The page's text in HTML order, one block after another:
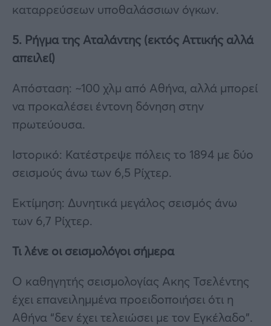
καταρρεύσεων υποθαλάσσιων όγκων.
5. Ρήγμα της Αταλάντης (εκτός Αττικής αλλά
απειλεί)
Απόσταση: ~100 χλμ από Αθήνα, αλλά μπορεί
να προκαλέσει έντονη δόνηση στην
πρωτεύουσα.
Ιστορικό: Κατέστρεψε πόλεις το 1894 με δύο
σεισμούς άνω των 6,5 Ρίχτερ.
Εκτίμηση: Δυνητικά μεγάλος σεισμός άνω
των 6,7 Ρίχτερ.
Τι λένε οι σεισμολόγοι σήμερα
Ο καθηγητής σεισμολογίας Ακης Τσελέντης
έχει επανειλημμένα προειδοποιήσει ότι η
Αθήνα “δεν έχει τελειώσει με τον Εγκέλαδο”.